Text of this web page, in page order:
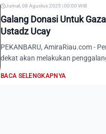
Jumat, 08 Agustus 2025 | 00:00 WIB
Galang Donasi Untuk
Ustadz Ucay
PEKANBARU, AmiraRiau.com -
dekat akan melakukan
BACA SELENGKAPNYA